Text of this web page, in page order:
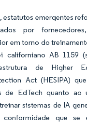
estatutos emergentes
por
em torno do
AB 1159
de Higher
Act (HESIPA)
de EdTech quanto ao
sistemas de IA
que se